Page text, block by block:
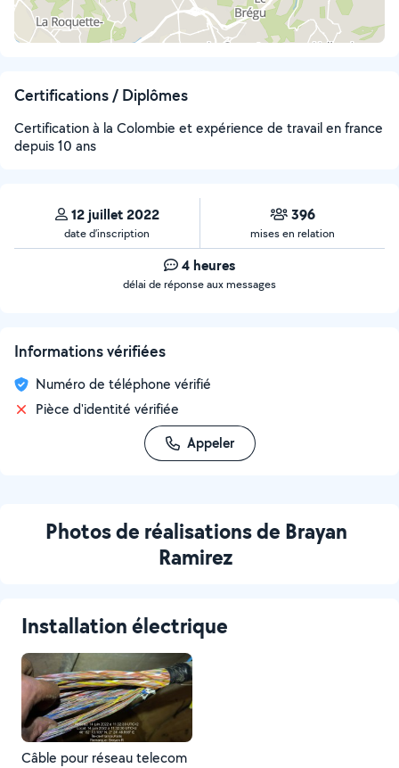
Certifications / Diplômes
Certification à la Colombie et expérience de travail en france
depuis 10 ans
12 juillet 2022
date d’inscription
396
mises en relation
4 heures
délai de réponse aux messages
Informations vérifiées
Numéro de téléphone vérifié
Pièce d'identité vérifiée
Appeler
Photos de réalisations de Brayan
Ramirez
Installation électrique
Câble pour réseau telecom